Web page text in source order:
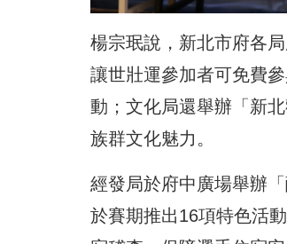
楊宗珉說，新北市府各
讓世壯運參加者可免費
動；文化局還舉辦「新
族群文化魅力。
經發局於府中廣場舉辦
於賽期推出16項特色活